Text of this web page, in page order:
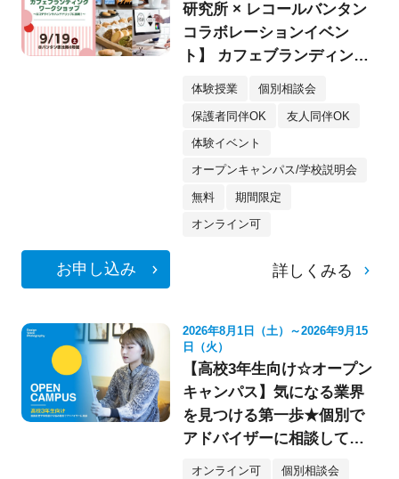
研究所 × レコールバンタン
コラボレーションイベン
ト】 カフェブランディング
ワークショップ〈デザイ
体験授業 個別相談会
保護者同伴OK 友人同伴OK
体験イベント
オープンキャンパス/学校説明会
無料 期間限定
オンライン可
お申し込み 詳しくみる
2026年8月1日（土）～2026年9月15
日（火）
【高校3年生向け☆オープン
キャンパス】気になる業界
を見つける第一歩★個別で
アドバイザーに相談してみ
よう！
オンライン可 個別相談会